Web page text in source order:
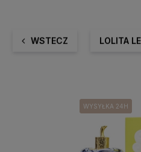
WSTECZ LOLITA
WYSYŁKA 24H
WYSYŁKA 24H